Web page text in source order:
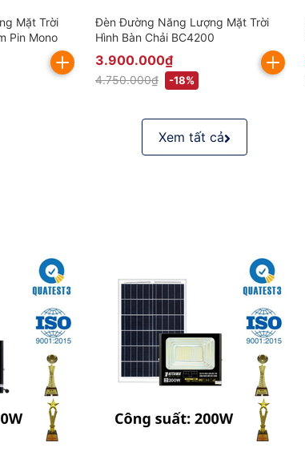
Mặt Trời
Pin Mono
Đèn Đường Năng Lượng Mặt Trời
Hình Bàn Chải BC4200
3.900.000₫
4.750.000₫ -18%
Xem tất cả